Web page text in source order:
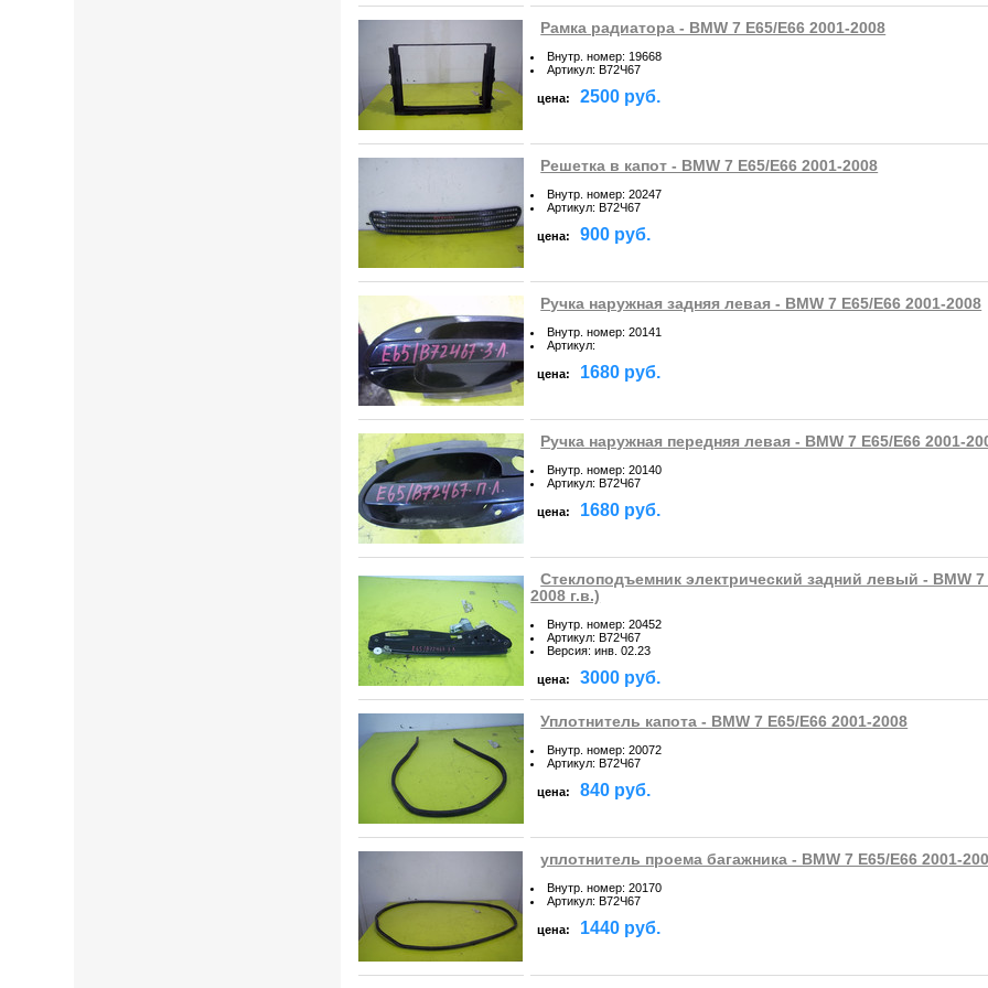
Рамка радиатора - BMW 7 E65/E66 2001-2008
Внутр. номер: 19668
Артикул: B72Ч67
цена: 2500 руб.
Решетка в капот - BMW 7 E65/E66 2001-2008
Внутр. номер: 20247
Артикул: B72Ч67
цена: 900 руб.
Ручка наружная задняя левая - BMW 7 E65/E66 2001-2008
Внутр. номер: 20141
Артикул:
цена: 1680 руб.
Ручка наружная передняя левая - BMW 7 E65/E66 2001-
Внутр. номер: 20140
Артикул: B72Ч67
цена: 1680 руб.
Стеклоподъемник электрический задний левый - BMW 7
2008 г.в.)
Внутр. номер: 20452
Артикул: B72Ч67
Версия: инв. 02.23
цена: 3000 руб.
Уплотнитель капота - BMW 7 E65/E66 2001-2008
Внутр. номер: 20072
Артикул: B72Ч67
цена: 840 руб.
уплотнитель проема багажника - BMW 7 E65/E66 2001-
Внутр. номер: 20170
Артикул: B72Ч67
цена: 1440 руб.